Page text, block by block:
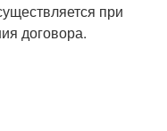
при
договора.